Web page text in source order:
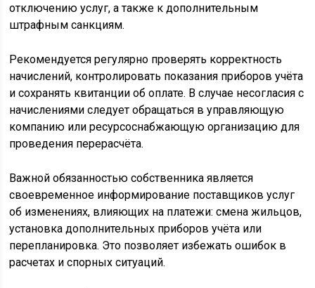
отключению услуг, а также к дополнительным
штрафным санкциям.
Рекомендуется регулярно проверять корректность
начислений, контролировать показания приборов учёта
и сохранять квитанции об оплате. В случае несогласия с
начислениями следует обращаться в управляющую
компанию или ресурсоснабжающую организацию для
проведения перерасчёта.
Важной обязанностью собственника является
своевременное информирование поставщиков услуг
об изменениях, влияющих на платежи: смена жильцов,
установка дополнительных приборов учёта или
перепланировка. Это позволяет избежать ошибок в
расчетах и спорных ситуаций.